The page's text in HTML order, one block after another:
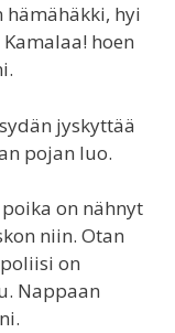
hämähäkki, hyi
hoen
jyskyttää
pojan luo.
on nähnyt
niin. Otan
on
Nappaan